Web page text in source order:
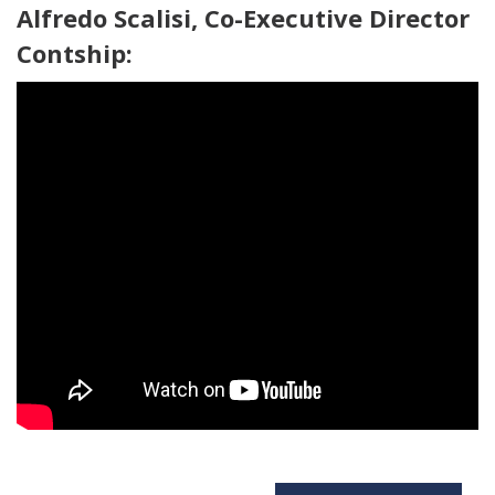
Alfredo Scalisi, Co-Executive Director
Contship: